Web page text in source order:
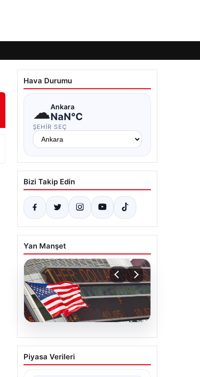
Hava Durumu
☁Ankara
NaN°C
ŞEHIR SEÇ
Bizi Takip Edin
Yan Manşet
05.08.2026
FED Faiz Kararı Ne
Zaman Belirlenecek?
Piyasa Verileri